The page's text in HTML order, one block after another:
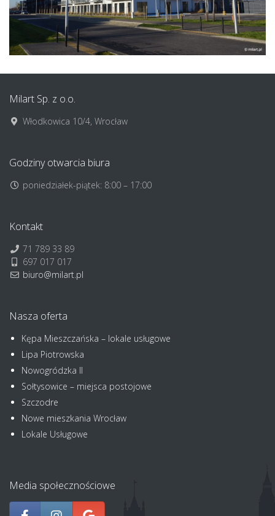
Milart Sp. z o.o.
Włodkowica 10/4, Wrocław
Godziny otwarcia biura
poniedziałek-piątek: 8:00 – 17:00
Kontakt
71 789 33 89
697 017 017
biuro@milart.pl
Nasza oferta
Kępa Mieszczańska – lokale usługowe
Lipa Piotrowska
Nowogródzka II
Sołtysowice – miejsca postojowe
Szczodre
Nowe mieszkania Wrocław
Lokale Usługowe
Media społecznościowe